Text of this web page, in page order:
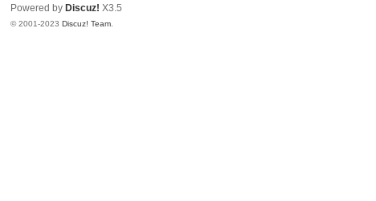
源
Powered by Discuz! X3.5
© 2001-2023Discuz! Team